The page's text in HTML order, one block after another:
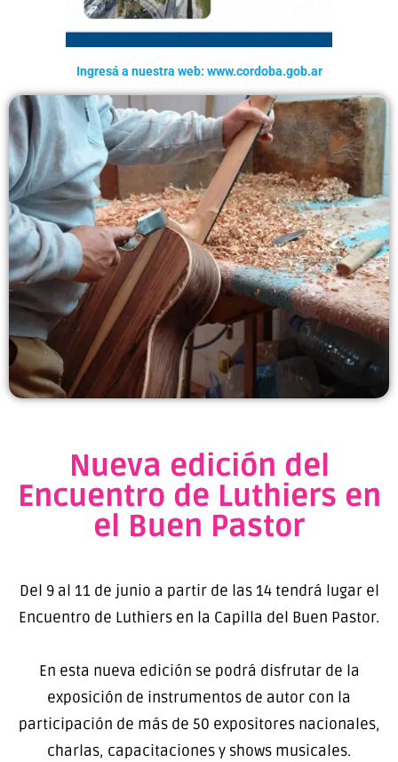
Ingresá a nuestra web: www.cordoba.gob.ar
Nueva edición del
Encuentro de Luthiers en
el Buen Pastor
Del 9 al 11 de junio a partir de las 14 tendrá lugar el
Encuentro de Luthiers en la Capilla del Buen Pastor.
En esta nueva edición se podrá disfrutar de la
exposición de instrumentos de autor con la
participación de más de 50 expositores nacionales,
charlas, capacitaciones y shows musicales.